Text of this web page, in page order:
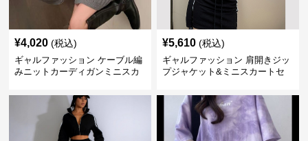
¥4,020 (税込)
ギャルファッション ケーブル編
みニットカーディガンミニスカ
¥5,610 (税込)
ギャルファッション 肩開きジッ
プジャケット&ミニスカートセ